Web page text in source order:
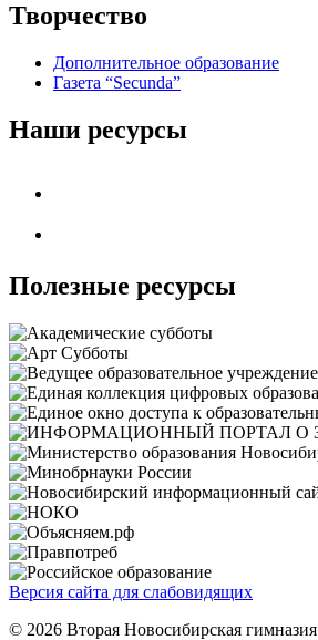
Творчество
Дополнительное образование
Газета “Secunda”
Наши ресурсы
Полезные ресурсы
Версия сайта для слабовидящих
© 2026 Вторая Новосибирская гимназия